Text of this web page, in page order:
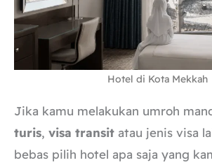
Hotel di Kota Mekkah
Jika kamu melakukan umroh
turis, visa transit atau jenis visa
bebas pilih hotel apa saja yang